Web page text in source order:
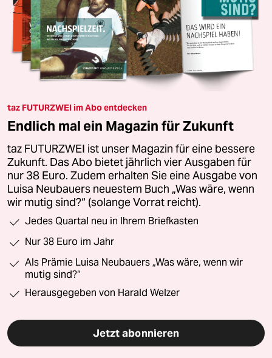
taz FUTURZWEI im Abo entdecken
Endlich mal ein Magazin für Zukunft
taz FUTURZWEI ist unser Magazin für eine bessere
Zukunft. Das Abo bietet jährlich vier Ausgaben für
nur 38 Euro. Zudem erhalten Sie eine Ausgabe von
Luisa Neubauers neuestem Buch „Was wäre, wenn
wir mutig sind?“ (solange Vorrat reicht).
Jedes Quartal neu in Ihrem Briefkasten
Nur 38 Euro im Jahr
Als Prämie Luisa Neubauers „Was wäre, wenn wir
mutig sind?“
Herausgegeben von Harald Welzer
Jetzt abonnieren